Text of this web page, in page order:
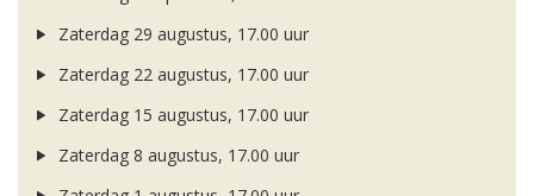
Zaterdag 29 augustus, 17.00 uur
Zaterdag 22 augustus, 17.00 uur
Zaterdag 15 augustus, 17.00 uur
Zaterdag 8 augustus, 17.00 uur